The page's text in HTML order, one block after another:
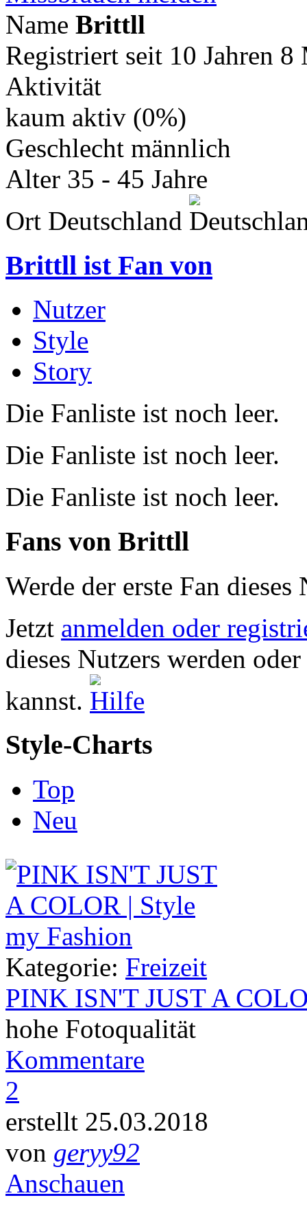
Name Brittll
Registriert seit 10 Jahren 8
Aktivität
kaum aktiv (0%)
Geschlecht männlich
Alter 35 - 45 Jahre
Ort Deutschland
Brittll ist Fan von
Nutzer
Style
Story
Die Fanliste ist noch leer.
Die Fanliste ist noch leer.
Die Fanliste ist noch leer.
Fans von Brittll
Werde der erste Fan dieses
Jetzt anmelden oder
dieses Nutzers werden
kannst.
Style-Charts
Top
Neu
Kategorie: Freizeit
PINK ISN'T JUST A
hohe Fotoqualität
Kommentare
2
erstellt 25.03.2018
von geryy92
Anschauen